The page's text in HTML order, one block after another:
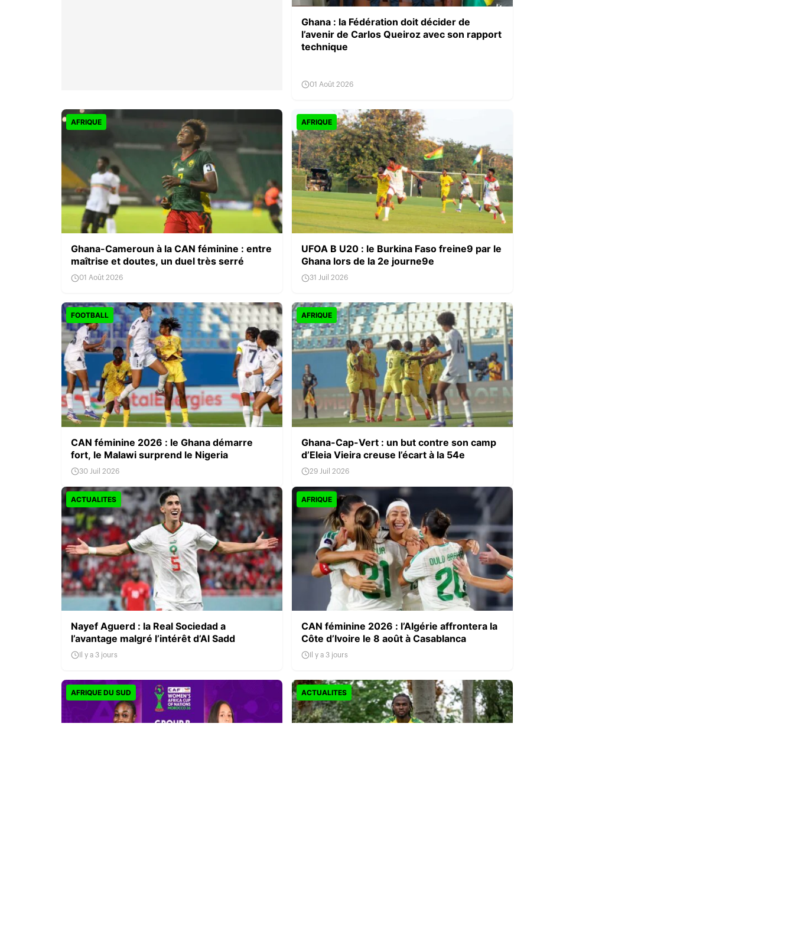
Ghana : la Fédération doit décider de
l’avenir de Carlos Queiroz avec son rapport
technique
01 Août 2026
AFRIQUE
Ghana-Cameroun à la CAN féminine : entre
maîtrise et doutes, un duel très serré
01 Août 2026
AFRIQUE
UFOA B U20 : le Burkina Faso freine9 par le
Ghana lors de la 2e journe9e
31 Juil 2026
FOOTBALL
CAN féminine 2026 : le Ghana démarre
fort, le Malawi surprend le Nigeria
30 Juil 2026
AFRIQUE
Ghana-Cap-Vert : un but contre son camp
d’Eleia Vieira creuse l’écart à la 54e
29 Juil 2026
ACTUALITES
Nayef Aguerd : la Real Sociedad a
l’avantage malgré l’intérêt d’Al Sadd
Il y a 3 jours
AFRIQUE
CAN féminine 2026 : l’Algérie affrontera la
Côte d’Ivoire le 8 août à Casablanca
Il y a 3 jours
AFRIQUE DU SUD ACTUALITES